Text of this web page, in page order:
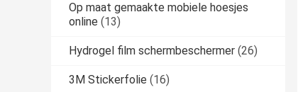
Op maat gemaakte mobiele hoesjes
online (13)
Hydrogel film schermbeschermer (26)
3M Stickerfolie (16)